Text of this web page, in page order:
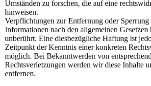
Umständen zu forschen, die auf eine
hinweisen.
Verpflichtungen zur Entfernung oder
Informationen nach den allgemeinen
unberührt. Eine diesbezügliche Haftung ist
Zeitpunkt der Kenntnis einer konkreten
möglich. Bei Bekanntwerden von
Rechtsverletzungen werden wir diese Inhalte
entfernen.